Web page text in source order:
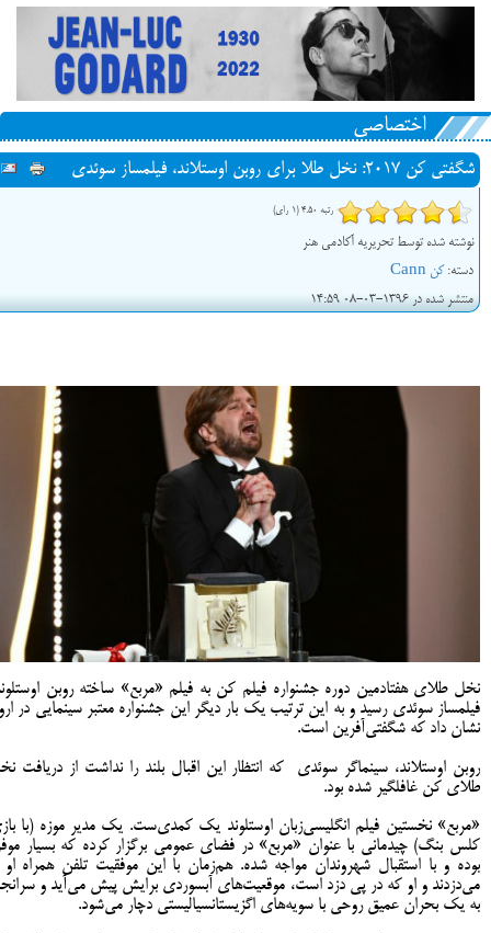
اختصاصی
شگفتی کن ۲۰۱۷: نخل طلا برای روبن اوستلاند، فیلمساز سوئدی
رتبه 4.50 (1 رای)
نوشته شده توسط تحریریه آکادمی هنر
دسته:کن Cann
منتشر شده در 1396-03-08 14:59
نخل طلای هفتادمین دوره جشنواره فیلم کن به فیلم «مربع» ساخته روبن
فیلمساز سوئدی رسید و به این ترتیب یک بار دیگر این جشنواره معتبر سینمایی در
نشان داد که شگفتی‌آفرین است.
روبن اوستلاند، سینماگر سوئدی که انتظار این اقبال بلند را نداشت از دریافت
طلای کن غافلگیر شده بود.
«مربع» نخستین فیلم انگلیسی‌زبان اوستلوند یک کمدی‌ست. یک مدیر موزه (با
کلس بنگ) چیدمانی با عنوان «مربع» در فضای عمومی برگزار کرده که بسیار
بوده و با استقبال شهروندان مواجه شده. هم‌زمان با این موفقیت تلفن همراه او
می‌دزدند و او که در پی دزد است، موقعیت‌های آبسوردی برایش پیش می‌آید و
به یک بحران عمیق روحی با سویه‌های اگزیستانسیالیستی دچار می‌شود.